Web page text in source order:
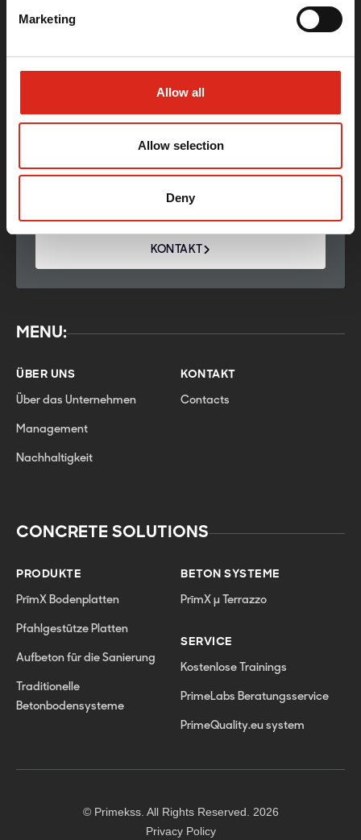
Marketing
Allow all
Allow selection
Deny
Rīga, LV1039, Latvia
+371 678 011 20
E-mail:info@primekss.com
KONTAKT
MENU:
ÜBER UNS
Über das Unternehmen
Management
Nachhaltigkeit
KONTAKT
Contacts
CONCRETE SOLUTIONS
PRODUKTE
PrīmX Bodenplatten
Pfahlgestütze Platten
Aufbeton für die Sanierung
Traditionelle
Betonbodensysteme
BETON SYSTEME
PrīmX µ Terrazzo
SERVICE
Kostenlose Trainings
PrimeLabs Beratungsservice
PrimeQuality.eu system
© Primekss. All Rights Reserved. 2026
Privacy Policy